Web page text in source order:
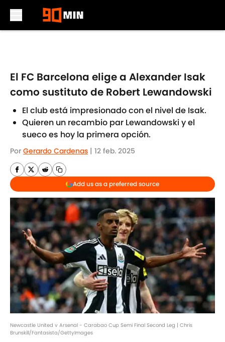
El FC Barcelona elige a Alexander Isak
como sustituto de Robert Lewandowski
El club está impresionado con el nivel de Isak.
Quieren un recambio par Lewandowski y el
sueco es hoy la primera opción.
Por Gerardo Cardenas | 12 feb. 2025
Add us as a preferred source
Newcastle United v Arsenal - Carabao Cup Semi Final Second Leg | Chris
Brunskill/Fantasista/GettyImages